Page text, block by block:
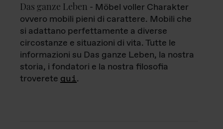
Das ganze Leben - Möbel voller Charakter
ovvero mobili pieni di carattere. Mobili che
si adattano perfettamente a diverse
circostanze e situazioni di vita. Tutte le
informazioni su Das ganze Leben, la nostra
storia, i fondatori e la nostra filosofia
troverete qui.